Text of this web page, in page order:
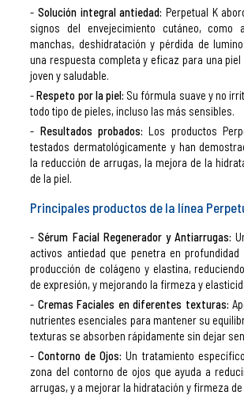
Solución integral antiedad: Perpetual K
signos del envejecimiento cutáneo, como
manchas, deshidratación y pérdida de
una respuesta completa y eficaz para una
joven y saludable.
Respeto por la piel: Su fórmula suave y no
todo tipo de pieles, incluso las más sensibles.
Resultados probados: Los productos
testados dermatológicamente y han
la reducción de arrugas, la mejora de la
de la piel.
Principales productos de la línea
Sérum Facial Regenerador y Antiarrugas:
activos antiedad que penetra en
producción de colágeno y elastina,
de expresión, y mejorando la firmeza y
Cremas Faciales en diferentes texturas:
nutrientes esenciales para mantener su
texturas se absorben rápidamente sin dejar
Contorno de Ojos: Un tratamiento
zona del contorno de ojos que ayuda a
arrugas, y a mejorar la hidratación y firmeza de